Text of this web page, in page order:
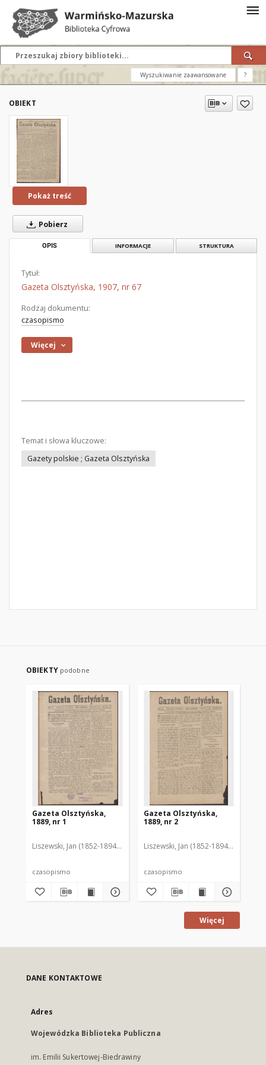
Wyszukiwanie zaawansowane ?
OBIEKT
Pokaż treść
Pobierz
OPIS INFORMACJE STRUKTURA
Tytuł:
Gazeta Olsztyńska, 1907, nr 67
Rodzaj dokumentu:
czasopismo
Więcej
Temat i słowa kluczowe:
Gazety polskie ; Gazeta Olsztyńska
OBIEKTY podobne
Gazeta Olsztyńska,
1889, nr 1
Liszewski, Jan (1852-1894). Red.
czasopismo
Gazeta Olsztyńska,
1889, nr 2
Liszewski, Jan (1852-1894). Red.
czasopismo
Więcej
DANE KONTAKTOWE
Adres
Wojewódzka Biblioteka Publiczna
im. Emilii Sukertowej-Biedrawiny